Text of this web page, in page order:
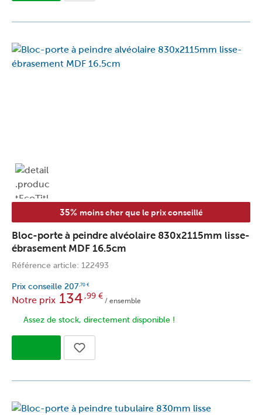
35% moins cher que le prix conseillé
Bloc-porte à peindre alvéolaire 830x2115mm lisse-
ébrasement MDF 16.5cm
Référence article: 122493
Prix conseille 207,70 €
Notre prix 134,99€
/ ensemble
Assez de stock, directement disponible !